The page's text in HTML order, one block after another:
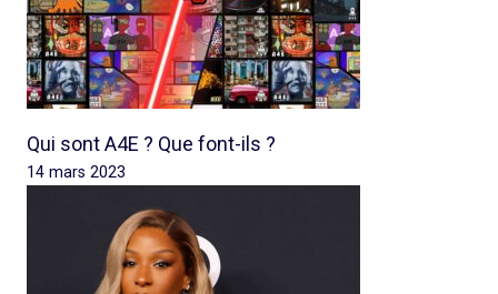
Qui sont A4E ? Que font-ils ?
14 mars 2023